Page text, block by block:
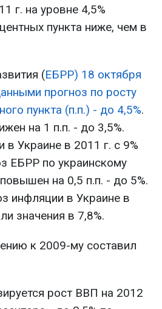
г. на уровне 4,5%
пункта ниже, чем в
(ЕБРР) 18 октября
прогноз по росту
пункта (п.п.) - до 4,5%.
на 1 п.п. - до 3,5%.
Украине в 2011 г. с 9%
ЕБРР по украинскому
на 0,5 п.п. - до 5%.
инфляции в Украине в
значения в 7,8%.
к 2009-му составил
рост ВВП на 2012